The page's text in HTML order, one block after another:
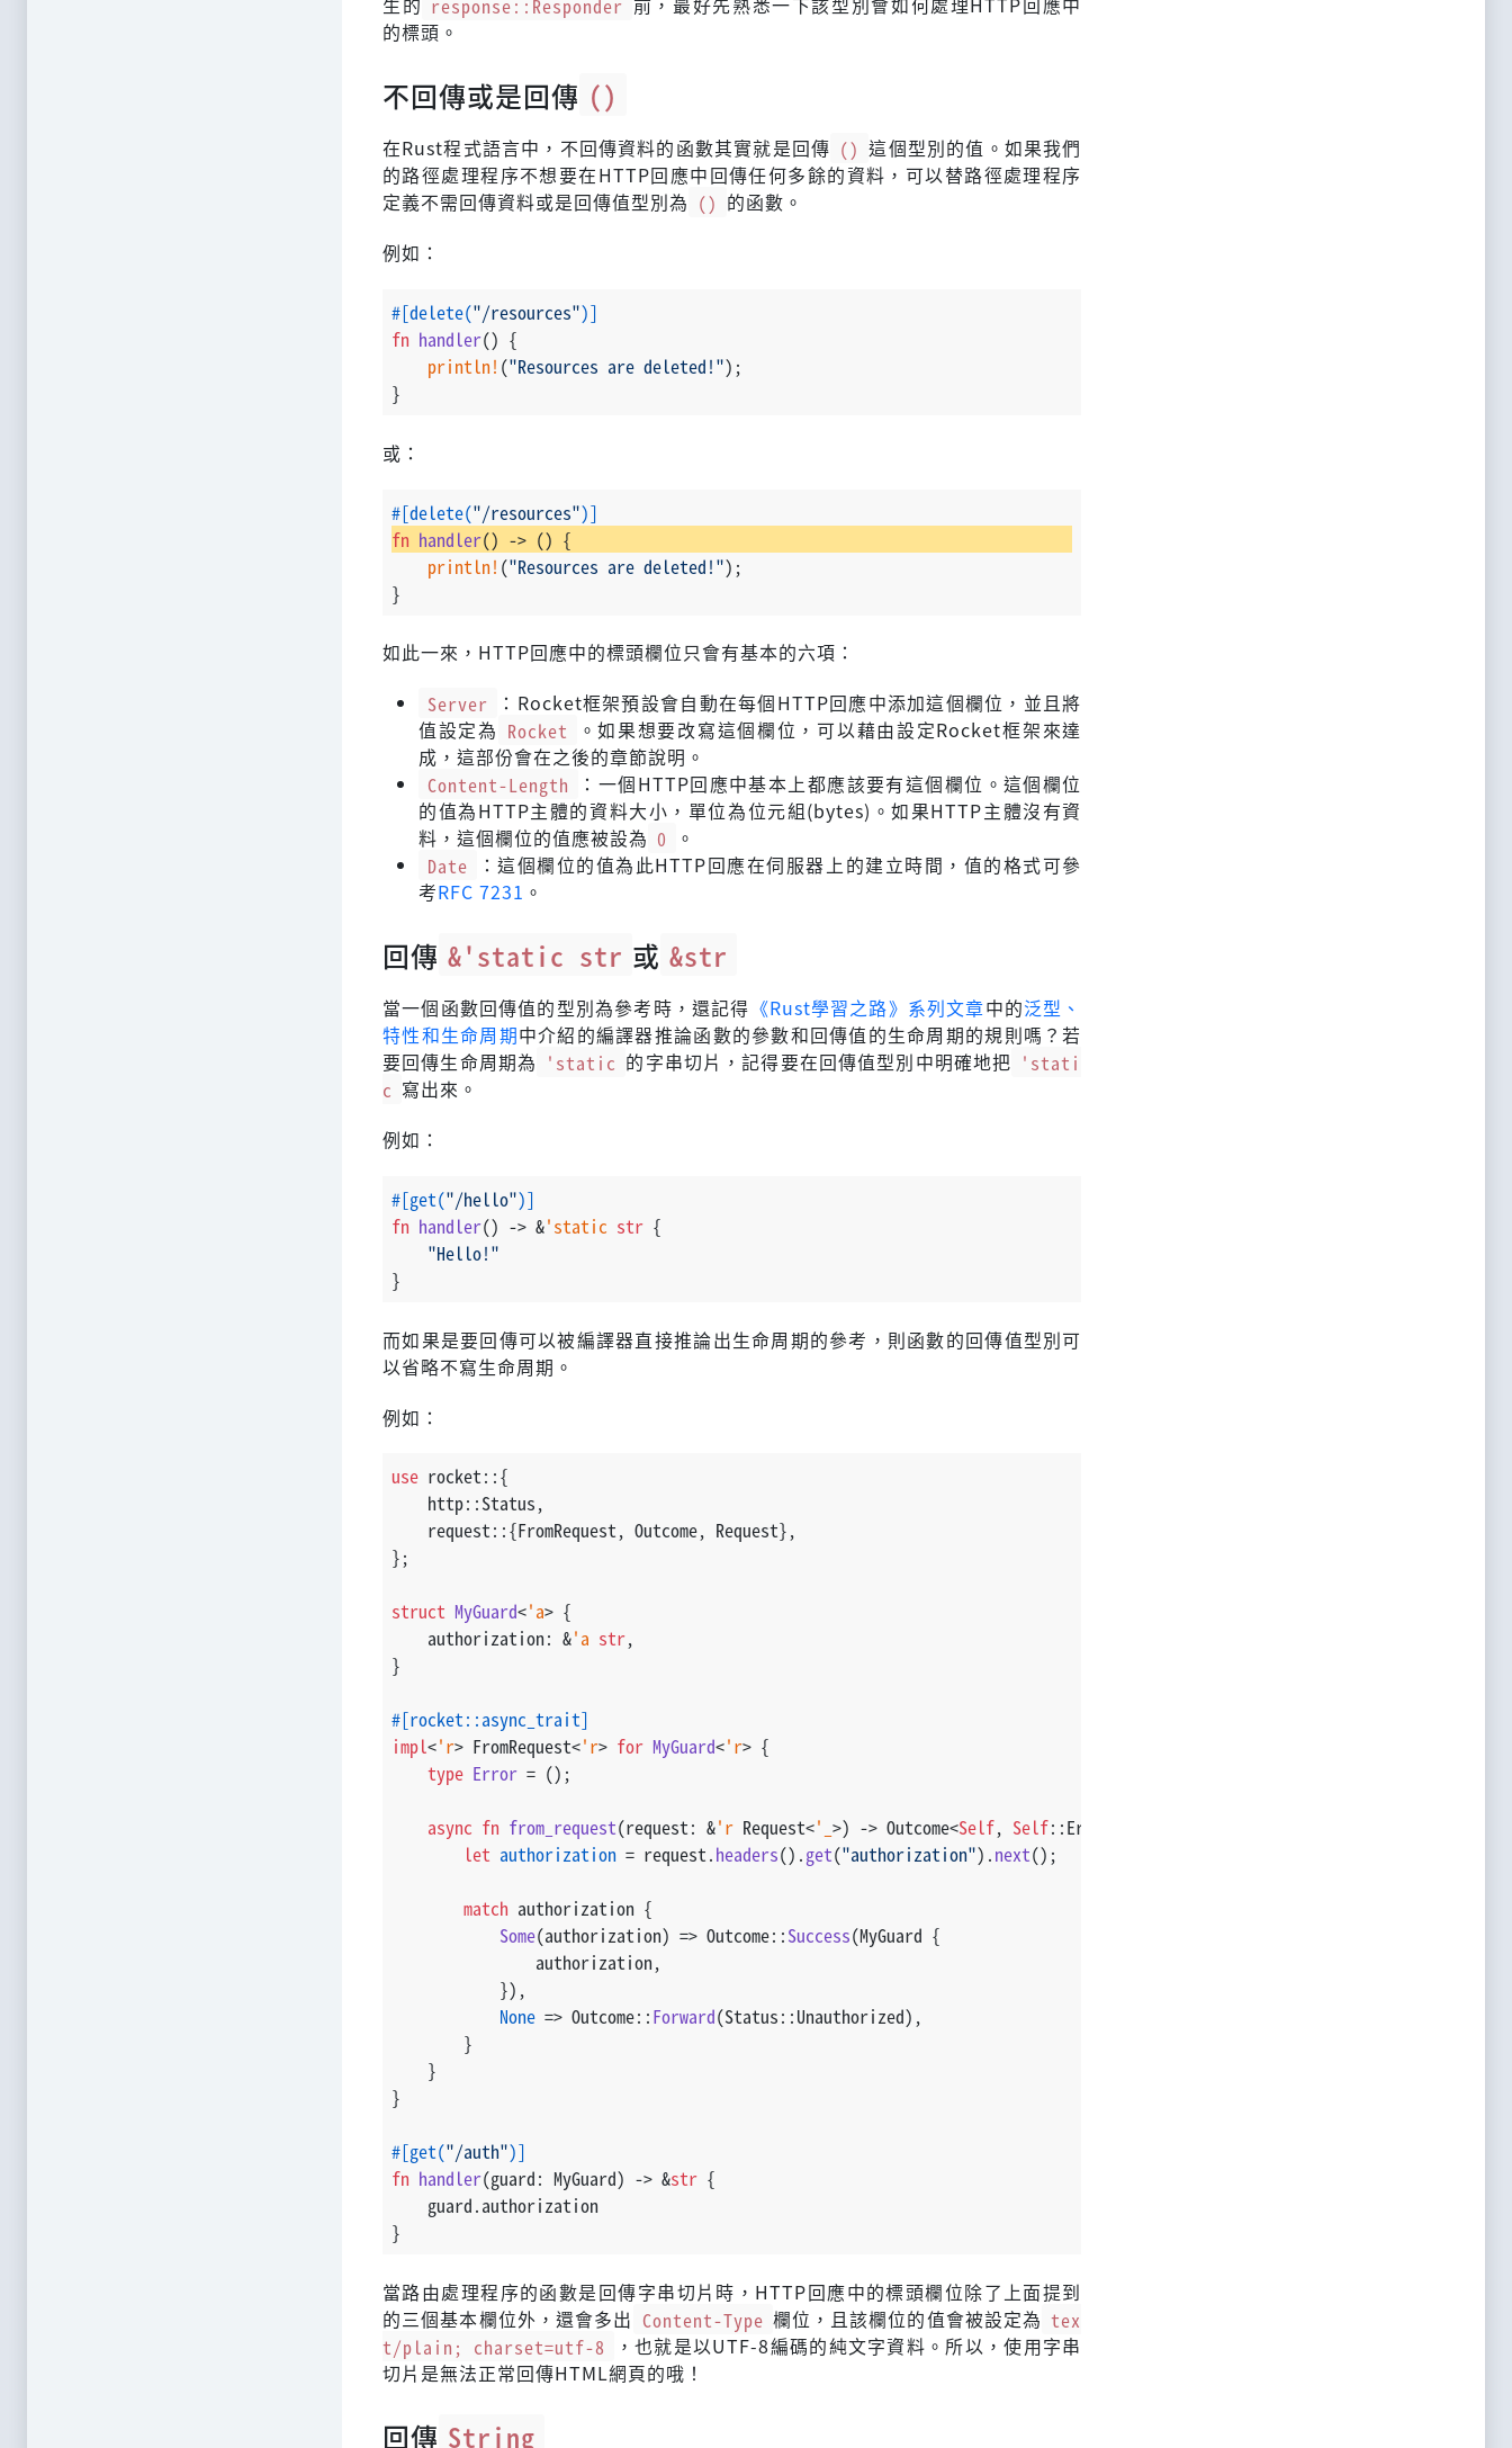
的標頭。
不回傳或是回傳 ()
在Rust程式語言中，不回傳資料的函數其實就是回傳 () 這個型別的值。如果我們
的路徑處理程序不想要在HTTP回應中回傳任何多餘的資料，可以替路徑處理程序
定義不需回傳資料或是回傳值型別為 () 的函數。
例如：
#[delete("/resources")]
fn handler() {
println! ("Resources are deleted!");
}
或：
#[delete("/resources")]
fn handler() -> () {
println! ("Resources are deleted!");
}
如此一來，HTTP回應中的標頭欄位只會有基本的六項：
Server
：Rocket框架預設會自動在每個HTTP回應中添加這個欄位，並且將
值設定為 Rocket
。如果想要改寫這個欄位，可以藉由設定Rocket框架來達
成，這部份會在之後的章節說明。
Content-Length
：一個HTTP回應中基本上都應該要有這個欄位。這個欄位
的值為HTTP主體的資料大小，單位為位元組(bytes)。如果HTTP主體沒有資
料，這個欄位的值應被設為 0
。
Date
：這個欄位的值為此HTTP回應在伺服器上的建立時間，值的格式可參
考RFC 7231 。
回傳 &'static str 或 &str
當一個函數回傳值的型別為參考時，還記得 《Rust學習之路》系列文章中的泛型、
特性和生命周期中介紹的編譯器推論函數的參數和回傳值的生命周期的規則嗎？若
要回傳生命周期為 'static 的字串切片，記得要在回傳值型別中明確地把 'stati
c 寫出來。
例如：
#[get("/hello")]
fn handler() -> &'static str {
"Hello!"
}
而如果是要回傳可以被編譯器直接推論出生命周期的參考，則函數的回傳值型別可
以省略不寫生命周期。
例如：
use rocket::{
    http::Status,
    request::{FromRequest, Outcome, Request},
};
struct MyGuard<'a> {
    authorization: &
'a str,
}
#[rocket::async_trait]
impl<'r> FromRequest<'r> for MyGuard<'r> {
type Error = ();
async fn from_request(request: &'r Request<'_ >) -> Outcome<Self, Self::Error> {
let authorization = request.headers().get("authorization").next();
match authorization {
Some(authorization) => Outcome::Success(MyGuard {
                authorization,
            }),
None => Outcome::Forward(Status::Unauthorized),
        }
    }
}
#[get("/auth")]
fn handler(guard: MyGuard) -> &str {
    guard.authorization
}
當路由處理程序的函數是回傳字串切片時，HTTP回應中的標頭欄位除了上面提到
的三個基本欄位外，還會多出 Content-Type 欄位，且該欄位的值會被設定為 tex
t/plain; charset=utf-8
，也就是以UTF-8編碼的純文字資料。所以，使用字串
切片是無法正常回傳HTML網頁的哦！
回傳 String